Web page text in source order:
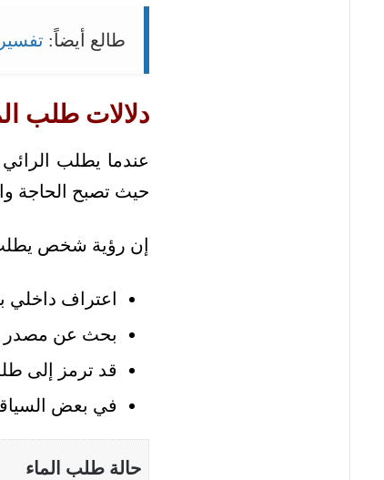
طالع أيضاً:
دلالات طلب
عندما يطلب
حيث تصبح الحاجة
إن رؤية شخص يطلب
اعتراف داخلي
بحث عن مصدر
قد ترمز إلى
في بعض
حالة طلب الماء